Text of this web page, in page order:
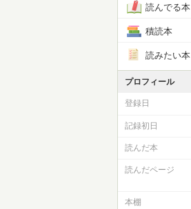
読んでる本
積読本
読みたい本
プロフィール
登録日
記録初日
読んだ本
読んだページ
本棚